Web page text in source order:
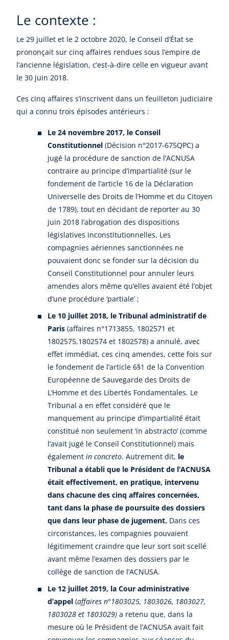
Le contexte :
Le 29 juillet et le 2 octobre 2020, le Conseil d’État se
prononçait sur cinq affaires rendues sous l’empire de
l’ancienne législation, c’est-à-dire celle en vigueur avant
le 30 juin 2018.
Ces cinq affaires s’inscrivent dans un feuilleton judiciaire
qui a connu trois épisodes antérieurs :
Le 24 novembre 2017, le Conseil
Constitutionnel(Décision n°2017-675QPC) a
jugé la procédure de sanction de l’ACNUSA
contraire au principe d’impartialité (sur le
fondement de l’article 16 de la Déclaration
Universelle des Droits de l’Homme et du Citoyen
de 1789), tout en décidant de reporter au 30
juin 2018 l’abrogation des dispositions
législatives inconstitutionnelles. Les
compagnies aériennes sanctionnées ne
pouvaient donc se fonder sur la décision du
Conseil Constitutionnel pour annuler leurs
amendes alors même qu’elles avaient été l’objet
d’une procédure ‘partiale’ ;
Le 10 juillet 2018, le Tribunal administratif de
Paris(affaires n°1713855, 1802571 et
1802575,1802574 et 1802578) a annulé, avec
effet immédiat, ces cinq amendes, cette fois sur
le fondement de l’article 6§1 de la Convention
Européenne de Sauvegarde des Droits de
L’Homme et des Libertés Fondamentales. Le
Tribunal a en effet considéré que le
manquement au principe d’impartialité était
constitué non seulement ‘in abstracto’ (comme
l’avait jugé le Conseil Constitutionnel) mais
également in concreto. Autrement dit, le
Tribunal a établi que le Président de l’ACNUSA
était effectivement, en pratique, intervenu
dans chacune des cinq affaires concernées,
tant dans la phase de poursuite des dossiers
que dans leur phase de jugement.Dans ces
circonstances, les compagnies pouvaient
légitimement craindre que leur sort soit scellé
avant même l’examen des dossiers par le
collège de sanction de l’ACNUSA.
Le 12 juillet 2019, la Cour administrative
d’appel(affaires n°1803025, 1803026, 1803027,
1803028 et 1803029) a retenu que, dans la
mesure où le Président de l’ACNUSA avait fait